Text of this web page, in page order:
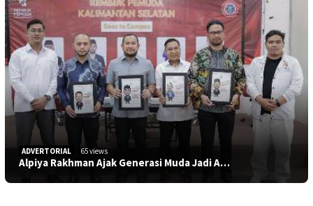
ADVERTORIAL 65 views
Alpiya Rakhman Ajak Generasi Muda Jadi A…